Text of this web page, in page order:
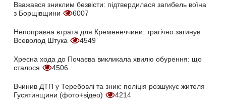
Вважався зниклим безвісти: підтвердилася загибель воїна
з Борщівщини
6007
Непоправна втрата для Кременеччини: трагічно загинув
Всеволод Штука
4549
Хресна хода до Почаєва викликала хвилю обурення: що
сталося
4506
Вчинив ДТП у Теребовлі та зник: поліція розшукує жителя
Гусятинщини (фото+відео)
4214